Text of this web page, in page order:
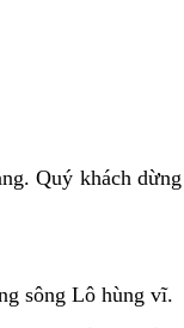
Quý khách
sông Lô hùng vĩ.